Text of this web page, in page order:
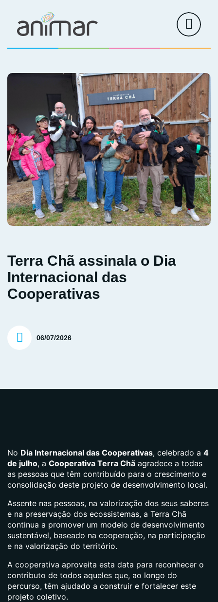
Terra Chã assinala o Dia
Internacional das
Cooperativas
06/07/2026
No Dia Internacional das Cooperativas, celebrado a 4
de julho, a Cooperativa Terra Chã agradece a todas
as pessoas que têm contribuído para o crescimento e
consolidação deste projeto de desenvolvimento local.
Assente nas pessoas, na valorização dos seus saberes
e na preservação dos ecossistemas, a Terra Chã
continua a promover um modelo de desenvolvimento
sustentável, baseado na cooperação, na participação
e na valorização do território.
A cooperativa aproveita esta data para reconhecer o
contributo de todos aqueles que, ao longo do
percurso, têm ajudado a construir e fortalecer este
projeto coletivo.